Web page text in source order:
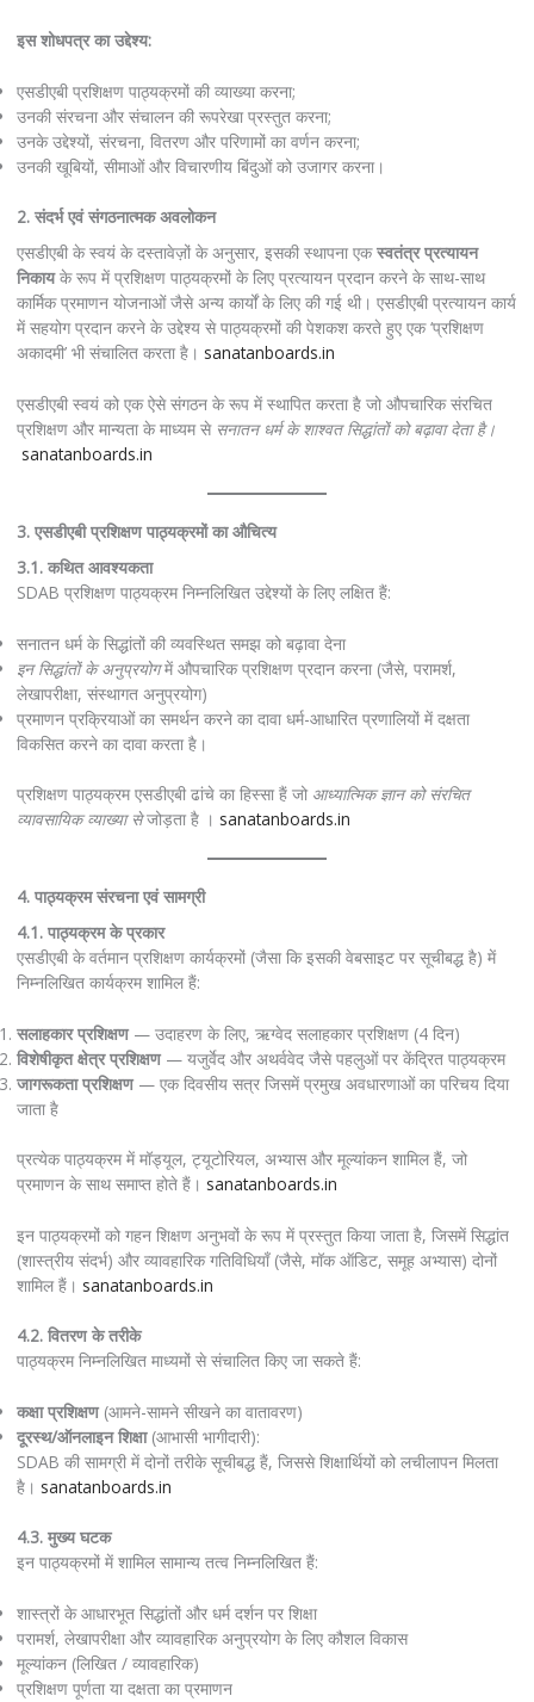
इस शोधपत्र का उद्देश्य:
एसडीएबी प्रशिक्षण पाठ्यक्रमों की व्याख्या करना;
उनकी संरचना और संचालन की रूपरेखा प्रस्तुत करना;
उनके उद्देश्यों, संरचना, वितरण और परिणामों का वर्णन करना;
उनकी खूबियों, सीमाओं और विचारणीय बिंदुओं को उजागर करना।
2. संदर्भ एवं संगठनात्मक अवलोकन
एसडीएबी के स्वयं के दस्तावेज़ों के अनुसार, इसकी स्थापना एकस्वतंत्र प्रत्यायन
निकायके रूप में प्रशिक्षण पाठ्यक्रमों के लिए प्रत्यायन प्रदान करने के साथ-साथ
कार्मिक प्रमाणन योजनाओं जैसे अन्य कार्यों के लिए की गई थी। एसडीएबी प्रत्यायन कार्य
में सहयोग प्रदान करने के उद्देश्य से पाठ्यक्रमों की पेशकश करते हुए एक ‘प्रशिक्षण
अकादमी’ भी संचालित करता है। sanatanboards.in
एसडीएबी स्वयं को एक ऐसे संगठन के रूप में स्थापित करता है जो औपचारिक संरचित
प्रशिक्षण और मान्यता के माध्यम से सनातन धर्म के शाश्वत सिद्धांतों को बढ़ावा देता है।
sanatanboards.in
3. एसडीएबी प्रशिक्षण पाठ्यक्रमों का औचित्य
3.1. कथित आवश्यकता
SDAB प्रशिक्षण पाठ्यक्रम निम्नलिखित उद्देश्यों के लिए लक्षित हैं:
सनातन धर्म के सिद्धांतों की व्यवस्थित समझ को बढ़ावा देना
इन सिद्धांतों के अनुप्रयोगमें औपचारिक प्रशिक्षण प्रदान करना (जैसे, परामर्श,
लेखापरीक्षा, संस्थागत अनुप्रयोग)
प्रमाणन प्रक्रियाओं का समर्थन करने का दावा धर्म-आधारित प्रणालियों में दक्षता
विकसित करने का दावा करता है।
प्रशिक्षण पाठ्यक्रम एसडीएबी ढांचे का हिस्सा हैं जो आध्यात्मिक ज्ञान को संरचित
व्यावसायिक व्याख्या सेजोड़ता है । sanatanboards.in
4. पाठ्यक्रम संरचना एवं सामग्री
4.1. पाठ्यक्रम के प्रकार
एसडीएबी के वर्तमान प्रशिक्षण कार्यक्रमों (जैसा कि इसकी वेबसाइट पर सूचीबद्ध है) में
निम्नलिखित कार्यक्रम शामिल हैं:
सलाहकार प्रशिक्षण— उदाहरण के लिए, ऋग्वेद सलाहकार प्रशिक्षण (4 दिन)
विशेषीकृत क्षेत्र प्रशिक्षण— यजुर्वेद और अथर्ववेद जैसे पहलुओं पर केंद्रित पाठ्यक्रम
जागरूकता प्रशिक्षण— एक दिवसीय सत्र जिसमें प्रमुख अवधारणाओं का परिचय दिया
जाता है
प्रत्येक पाठ्यक्रम में मॉड्यूल, ट्यूटोरियल, अभ्यास और मूल्यांकन शामिल हैं, जो
प्रमाणन के साथ समाप्त होते हैं। sanatanboards.in
इन पाठ्यक्रमों को गहन शिक्षण अनुभवों के रूप में प्रस्तुत किया जाता है, जिसमें सिद्धांत
(शास्त्रीय संदर्भ) और व्यावहारिक गतिविधियाँ (जैसे, मॉक ऑडिट, समूह अभ्यास) दोनों
शामिल हैं। sanatanboards.in
4.2. वितरण के तरीके
पाठ्यक्रम निम्नलिखित माध्यमों से संचालित किए जा सकते हैं:
कक्षा प्रशिक्षण(आमने-सामने सीखने का वातावरण)
दूरस्थ/ऑनलाइन शिक्षा(आभासी भागीदारी):
SDAB की सामग्री में दोनों तरीके सूचीबद्ध हैं, जिससे शिक्षार्थियों को लचीलापन मिलता
है। sanatanboards.in
4.3. मुख्य घटक
इन पाठ्यक्रमों में शामिल सामान्य तत्व निम्नलिखित हैं:
शास्त्रों के आधारभूत सिद्धांतों और धर्म दर्शन पर शिक्षा
परामर्श, लेखापरीक्षा और व्यावहारिक अनुप्रयोग के लिए कौशल विकास
मूल्यांकन (लिखित / व्यावहारिक)
प्रशिक्षण पूर्णता या दक्षता का प्रमाणन